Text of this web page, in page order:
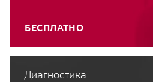
БЕСПЛАТНО
Диагностика